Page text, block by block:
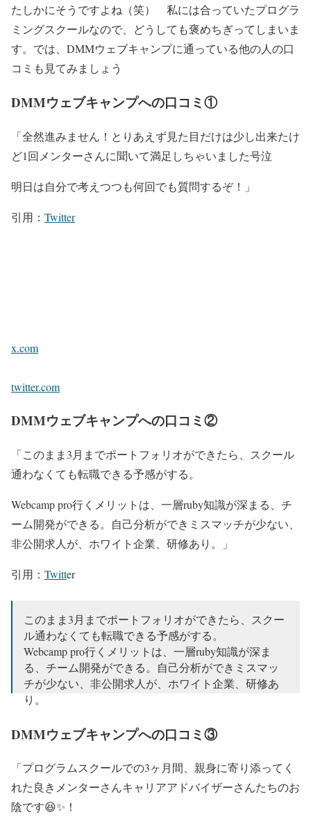
たしかにそうですよね（笑） 私には合っていたプログラ
ミングスクールなので、どうしても褒めちぎってしまいま
す。では、DMMウェブキャンプに通っている他の人の口
コミも見てみましょう
DMMウェブキャンプへの口コミ①
「全然進みません！とりあえず見た目だけは少し出来たけ
ど1回メンターさんに聞いて満足しちゃいました号泣
明日は自分で考えつつも何回でも質問するぞ！」
引用： Twitter
x.com
twitter.com
DMMウェブキャンプへの口コミ②
「このまま3月までポートフォリオができたら、スクール
通わなくても転職できる予感がする。
Webcamp pro行くメリットは、一層ruby知識が深まる、チ
ーム開発ができる。自己分析ができミスマッチが少ない、
非公開求人が、ホワイト企業、研修あり。」
引用： Twitter
このまま3月までポートフォリオができたら、スクー
ル通わなくても転職できる予感がする。
Webcamp pro行くメリットは、一層ruby知識が深ま
る、チーム開発ができる。自己分析ができミスマッ
チが少ない、非公開求人が、ホワイト企業、研修あ
り。
— Yu (@hishis0009)
January 4, 2019
DMMウェブキャンプへの口コミ③
「プログラムスクールでの3ヶ月間、親身に寄り添ってく
れた良きメンターさんキャリアアドバイザーさんたちのお
陰です😆✨！